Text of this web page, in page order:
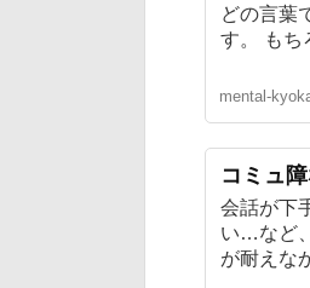
どの言葉
す。 もち
mental-
コミュ
会話が下
い…など
が耐えな